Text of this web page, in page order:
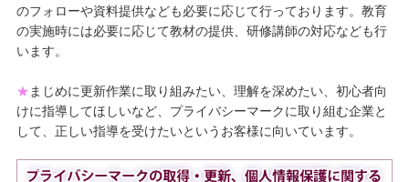
のフォローや資料提供なども必要に応じて行っております。教育
の実施時には必要に応じて教材の提供、研修講師の対応なども行
います。
★ まじめに更新作業に取り組みたい、理解を深めたい、初心者向
けに指導してほしいなど、プライバシーマークに取り組む企業と
して、正しい指導を受けたいというお客様に向いています。